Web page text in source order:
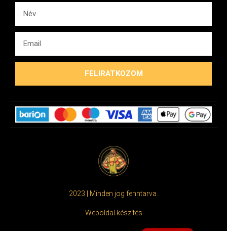
FELIRATKOZOM
2023 | Minden jog fenntarva.
Weboldal készítés